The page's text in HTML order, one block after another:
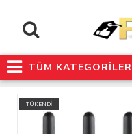
TÜM KATEGORİLER
TÜKENDİ